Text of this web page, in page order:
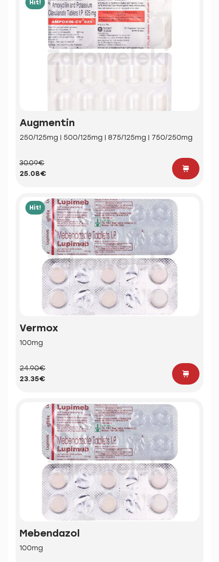
Hit!
Augmentin
250/125mg | 500/125mg | 875/125mg | 750/250mg
30.09€
25.08€
Hit!
Vermox
100mg
24.90€
23.35€
Mebendazol
100mg